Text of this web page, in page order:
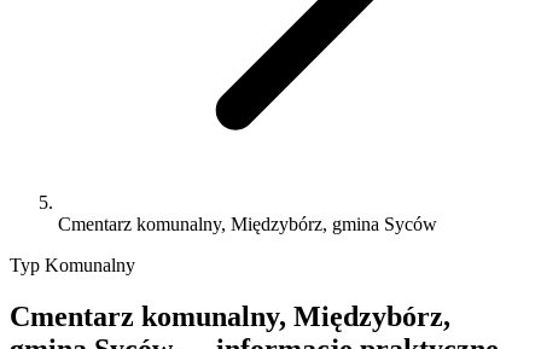
Cmentarz komunalny, Międzybórz, gmina Syców
Typ Komunalny
Cmentarz komunalny, Międzybórz,